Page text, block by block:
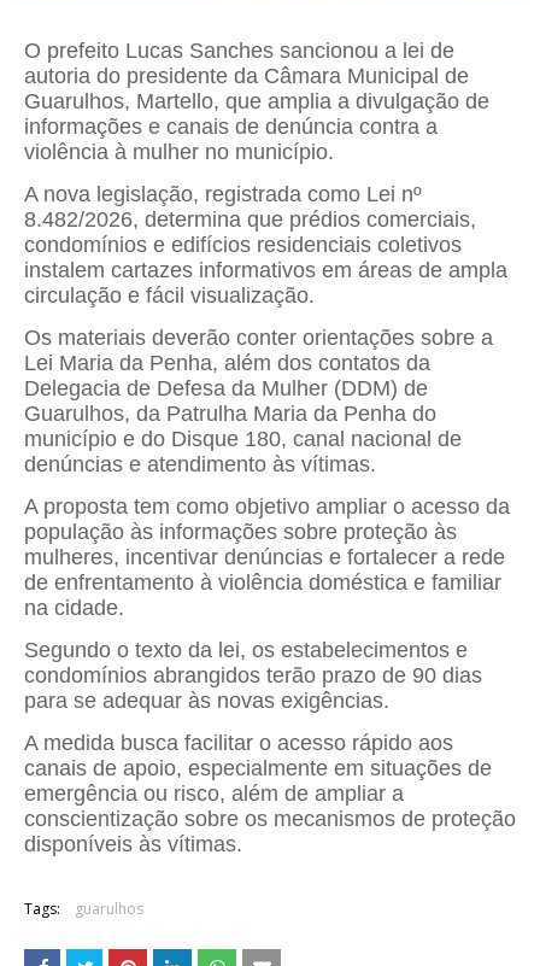
O prefeito Lucas Sanches sancionou a lei de
autoria do presidente da Câmara Municipal de
Guarulhos, Martello, que amplia a divulgação de
informações e canais de denúncia contra a
violência à mulher no município.
A nova legislação, registrada como Lei nº
8.482/2026, determina que prédios comerciais,
condomínios e edifícios residenciais coletivos
instalem cartazes informativos em áreas de ampla
circulação e fácil visualização.
Os materiais deverão conter orientações sobre a
Lei Maria da Penha, além dos contatos da
Delegacia de Defesa da Mulher (DDM) de
Guarulhos, da Patrulha Maria da Penha do
município e do Disque 180, canal nacional de
denúncias e atendimento às vítimas.
A proposta tem como objetivo ampliar o acesso da
população às informações sobre proteção às
mulheres, incentivar denúncias e fortalecer a rede
de enfrentamento à violência doméstica e familiar
na cidade.
Segundo o texto da lei, os estabelecimentos e
condomínios abrangidos terão prazo de 90 dias
para se adequar às novas exigências.
A medida busca facilitar o acesso rápido aos
canais de apoio, especialmente em situações de
emergência ou risco, além de ampliar a
conscientização sobre os mecanismos de proteção
disponíveis às vítimas.
Tags: guarulhos